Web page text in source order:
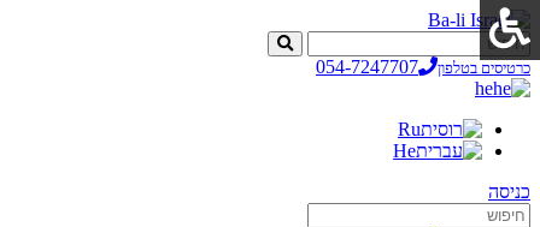
כרטיסים בטלפון
054-7247707
he
Ru
He
כניסה